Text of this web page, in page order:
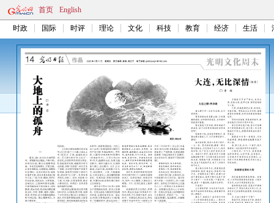
首页 English
时政 国际 时评 理论 文化 科技 教育 经济 生活